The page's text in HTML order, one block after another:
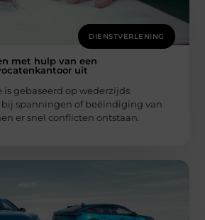
DIENSTVERLENING
met hulp van een
uit
is gebaseerd op wederzijds
spanningen of beëindiging van
er snel conflicten ontstaan.